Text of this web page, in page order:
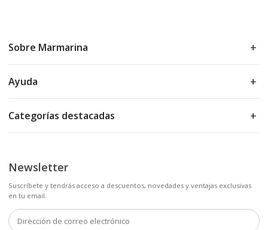
Sobre Marmarina
Ayuda
Categorías destacadas
Newsletter
Suscríbete y tendrás acceso a descuentos, novedades y ventajas exclusivas
en tu email